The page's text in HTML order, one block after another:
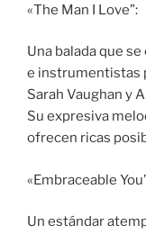
«The Man I Love”:
Una balada que
e instrumentistas
Sarah Vaughan y
Su expresiva
ofrecen ricas
«Embraceable
Un estándar